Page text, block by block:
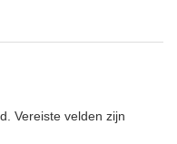
Vereiste velden zijn